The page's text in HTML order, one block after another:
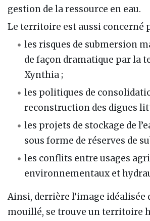
gestion de la ressource en eau.
Le territoire est aussi concerné
les risques de submersion
de façon dramatique par la
Xynthia ;
les politiques de
reconstruction des digues
les projets de stockage de
sous forme de réserves de
les conflits entre usages
environnementaux et
Ainsi, derrière l’image idéalisée
mouillé, se trouve un territoire